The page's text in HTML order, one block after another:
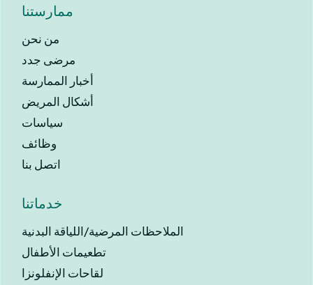
ممارستنا
من نحن
مرضى جدد
أخبار الممارسة
أشكال المريض
سياسات
وظائف
اتصل بنا
خدماتنا
الملاحظات المرضية/اللياقة البدنية
تطعيمات الأطفال
لقاحات الإنفلونزا